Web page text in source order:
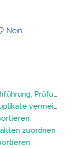
Nein
Import-Ablauf: Vorbereitung, Durchführung, Prüfung und Korrektur
"Nur Kontakte" importieren und Duplikate vermeiden
zuordnen